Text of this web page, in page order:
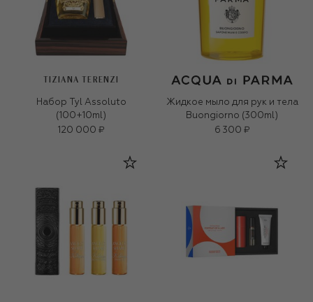
TIZIANA TERENZI
Набор Tyl Assoluto
(100+10ml)
120 000 ₽
Жидкое мыло для рук и тела
Buongiorno (300ml)
6 300 ₽